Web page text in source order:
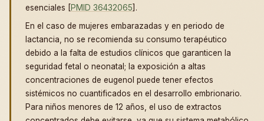
esenciales [PMID 36432065].
En el caso de mujeres embarazadas y en periodo de
lactancia, no se recomienda su consumo terapéutico
debido a la falta de estudios clínicos que garanticen la
seguridad fetal o neonatal; la exposición a altas
concentraciones de eugenol puede tener efectos
sistémicos no cuantificados en el desarrollo embrionario.
Para niños menores de 12 años, el uso de extractos